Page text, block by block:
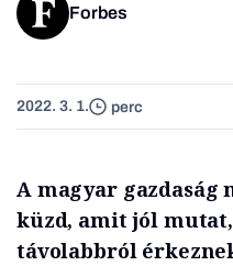
Forbes
2022. 3. 1. perc
A magyar
küzd, amit jól
távolabbról